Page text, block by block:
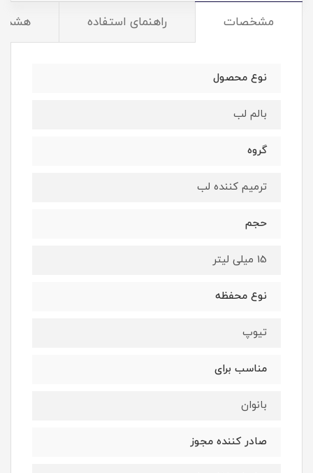
مشخصات راهنمای استفاده
نوع محصول
بالم لب
گروه
ترمیم کننده لب
حجم
15 میلی لیتر
نوع محفظه
تیوپ
مناسب برای
بانوان
صادر کننده مجوز